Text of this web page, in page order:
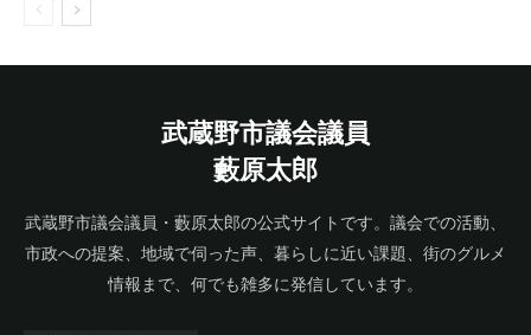
武蔵野市議会議員
藪原太郎
武蔵野市議会議員・藪原太郎の公式サイトです。議会での活動、
市政への提案、地域で伺った声、暮らしに近い課題、街のグルメ
情報まで、何でも雑多に発信しています。